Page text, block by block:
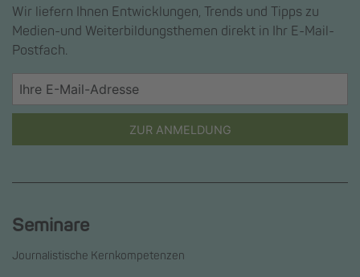
Wir liefern Ihnen Entwicklungen, Trends und Tipps zu
Medien-und Weiterbildungsthemen direkt in Ihr E-Mail-
Postfach.
ZUR ANMELDUNG
Seminare
Journalistische Kernkompetenzen